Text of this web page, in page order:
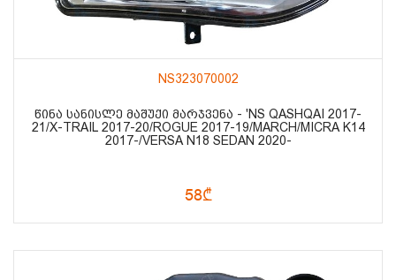
NS323070002
ᲬᲘᲜᲐ ᲡᲐᲜᲘᲡᲚᲔ ᲛᲐᲨᲣᲥᲘ ᲛᲐᲠᲯᲕᲔᲜᲐ - 'NS QASHQAI 2017-
21/X-TRAIL 2017-20/ROGUE 2017-19/MARCH/MICRA K14
2017-/VERSA N18 SEDAN 2020-
58₾